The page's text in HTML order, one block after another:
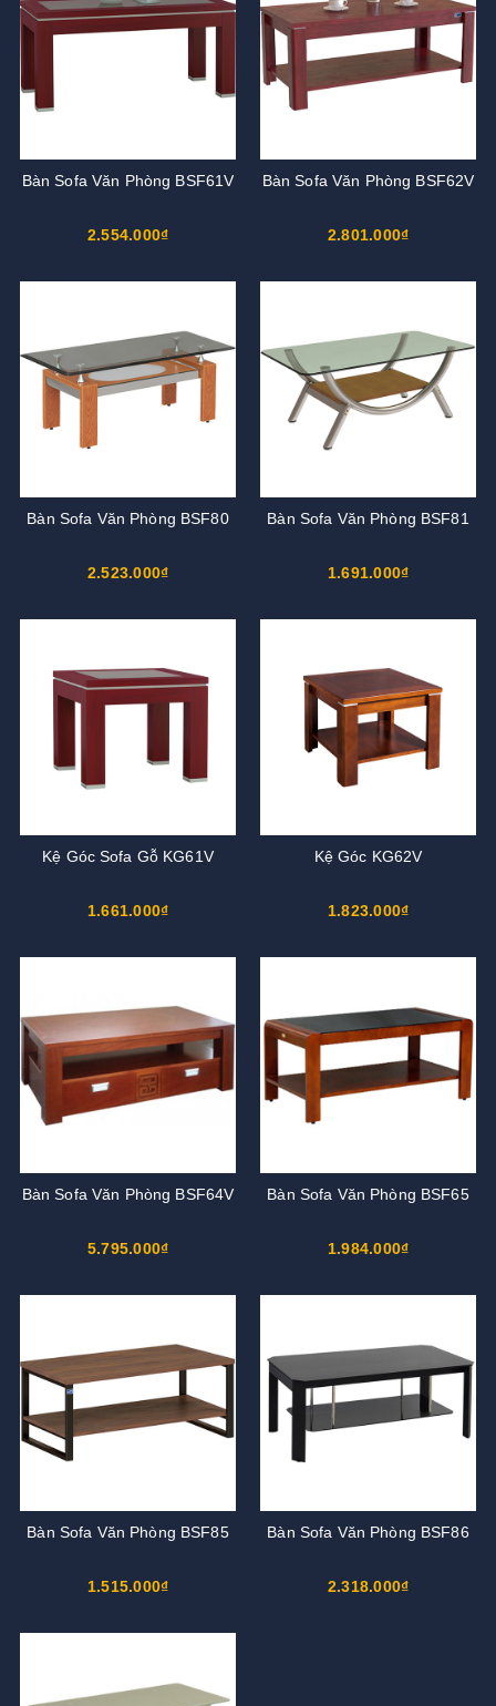
Bàn Sofa Văn Phòng BSF61V
2.554.000₫
Bàn Sofa Văn Phòng BSF62V
2.801.000₫
Bàn Sofa Văn Phòng BSF80
2.523.000₫
Bàn Sofa Văn Phòng BSF81
1.691.000₫
Kệ Góc Sofa Gỗ KG61V
1.661.000₫
Kệ Góc KG62V
1.823.000₫
Bàn Sofa Văn Phòng BSF64V
5.795.000₫
Bàn Sofa Văn Phòng BSF65
1.984.000₫
Bàn Sofa Văn Phòng BSF85
1.515.000₫
Bàn Sofa Văn Phòng BSF86
2.318.000₫